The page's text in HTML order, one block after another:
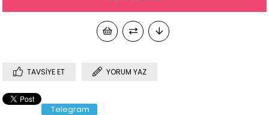
TAVSIYE ET YORUM YAZ
Telegram